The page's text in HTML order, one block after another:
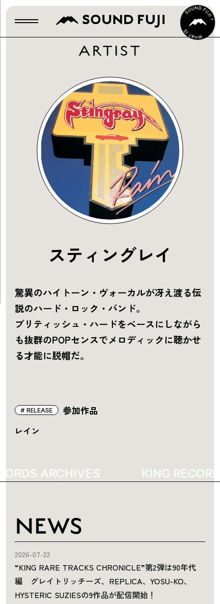
ARTIST
スティングレイ
驚異のハイトーン・ヴォーカルが冴え渡る伝
説のハード・ロック・バンド。
ブリティッシュ・ハードをベースにしながら
も抜群のPOPセンスでメロディックに聴かせ
る才能に脱帽だ。
参加作品
RELEASE
レイン
ARCHIVES KING
NEWS
2026-07-22
“KING RARE TRACKS CHRONICLE”第2弾は90年代
編 グレイトリッチーズ、REPLICA、YOSU-KO、
HYSTERIC SUZIESの9作品が配信開始！